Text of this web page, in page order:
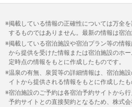
掲載している情報の正確性については万全
するものではありません。最新の情報は宿泊
掲載している宿泊施設や宿泊プラン等の情
から提供を受けた情報または宿泊施設のホ
定時点の情報をもとに作成したものです。
温泉の有無、泉質等の詳細情報は、宿泊施
イトから提供される情報をもとに作成したも
宿泊施設のご予約は各宿泊予約サイトから
予約サイトとの直接契約となるため、株式